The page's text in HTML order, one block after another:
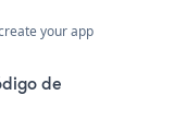
your app
de